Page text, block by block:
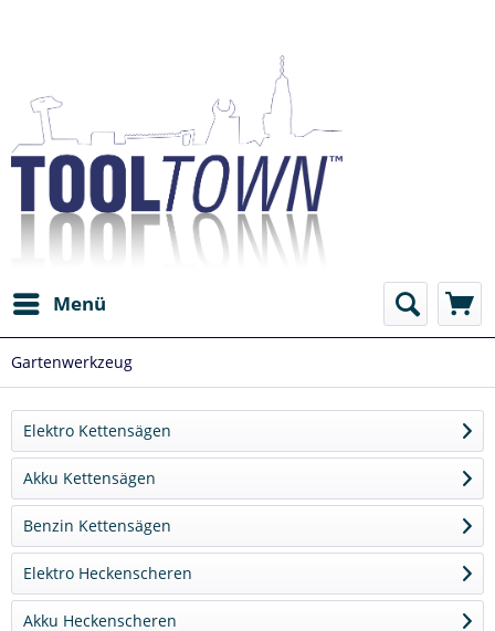
Menü
Gartenwerkzeug
Elektro Kettensägen
Akku Kettensägen
Benzin Kettensägen
Elektro Heckenscheren
Akku Heckenscheren